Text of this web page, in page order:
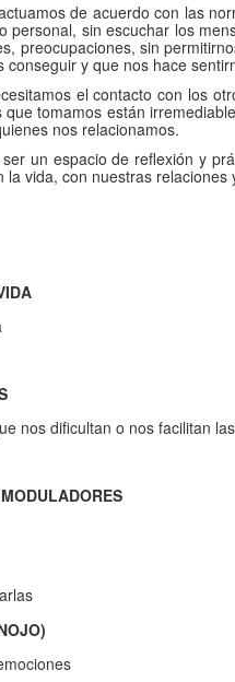
de acuerdo con las
personal, sin escuchar los
preocupaciones, sin
y que nos hace
el contacto con los
tomamos están
nos relacionamos.
un espacio de reflexión y
vida, con nuestras
nos dificultan o nos facilitan